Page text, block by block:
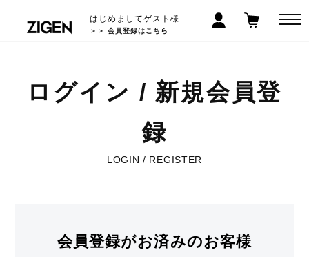
はじめましてゲスト様
＞＞ 会員登録はこちら
ログイン / 新規会員登
録
LOGIN / REGISTER
会員登録がお済みのお客様